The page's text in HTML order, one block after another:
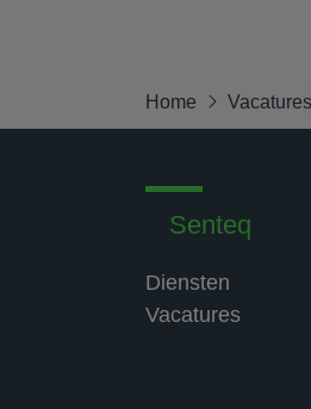
Home Vacatures
Senteq
Diensten
Vacatures